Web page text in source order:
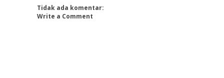
Tidak ada komentar:
Write a Comment